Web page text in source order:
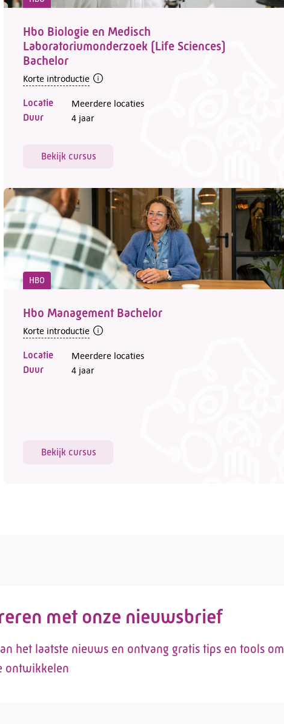
Hbo Biologie en Medisch
Laboratoriumonderzoek (Life Sciences)
Bachelor
Korte introductie
Locatie Meerdere locaties
Duur 4 jaar
Bekijk cursus
HBO
Hbo Management Bachelor
Korte introductie
Locatie Meerdere locaties
Duur 4 jaar
Bekijk cursus
met onze nieuwsbrief
het laatste nieuws en ontvang gratis tips en tools om
ontwikkelen